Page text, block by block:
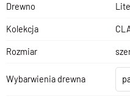
Drewno
Kolekcja
Rozmiar
Wybarwienia drewna